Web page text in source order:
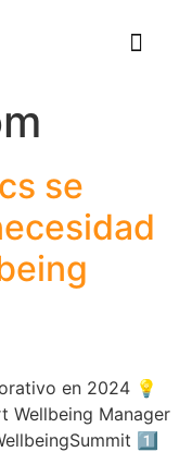
se
en 2024 💡
Wellbeing Manager
1️⃣